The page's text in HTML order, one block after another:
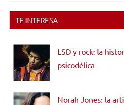
TE INTERESA
LSD y rock: la
psicodélica
Norah Jones: la